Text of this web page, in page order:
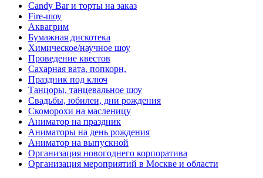
Candy Bar и торты на заказ
Fire-шоу
Аквагрим
Бумажная дискотека
Химическое/научное шоу
Проведение квестов
Сахарная вата, попкорн,
Праздник под ключ
Танцоры, танцевальное шоу
Свадьбы, юбилеи, дни рождения
Скоморохи на масленицу
Аниматор на праздник
Аниматоры на день рождения
Аниматор на выпускной
Организация новогоднего корпоратива
Организация мероприятий в Москве и области